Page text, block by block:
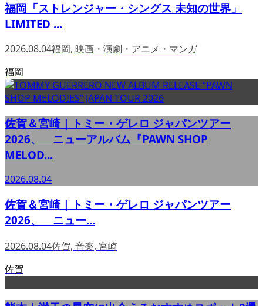
福岡「ストレンジャー・シングス 未知の世界」
LIMITED ...
2026.08.04福岡, 映画・演劇・アニメ・マンガ
福岡
佐賀＆宮崎｜トミー・ゲレロ ジャパンツアー
2026、 ニューアルバム『PAWN SHOP
MELOD...
2026.08.04
佐賀＆宮崎｜トミー・ゲレロ ジャパンツアー
2026、 ニュー...
2026.08.04佐賀, 音楽, 宮崎
佐賀